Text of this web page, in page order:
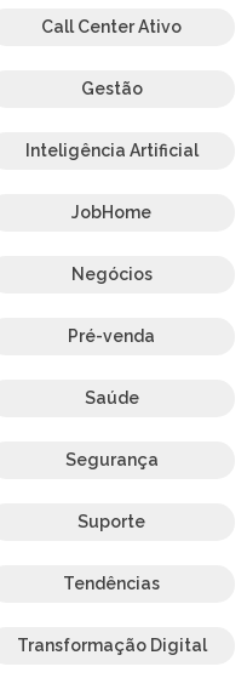
Call Center Ativo
Gestão
Inteligência Artificial
JobHome
Negócios
Pré-venda
Saúde
Segurança
Suporte
Tendências
Transformação Digital